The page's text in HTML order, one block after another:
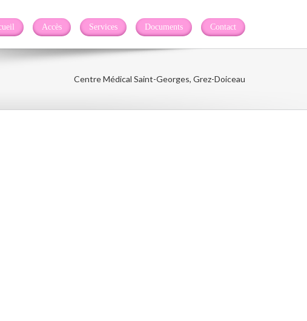
Accès Services Documents Contact
Centre Médical Saint-Georges, Grez-Doiceau